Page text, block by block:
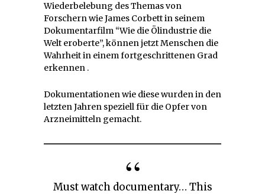
Wiederbelebung des Themas von
Forschern wie James Corbett in seinem
Dokumentarfilm “Wie die Ölindustrie die
Welt eroberte”, können jetzt Menschen die
Wahrheit in einem fortgeschrittenen Grad
erkennen .
Dokumentationen wie diese wurden in den
letzten Jahren speziell für die Opfer von
Arzneimitteln gemacht.
Must watch documentary… This